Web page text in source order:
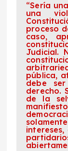
“Sería
una
proceso
caso,
Judicial.
pública,
debe
derecho.
de la